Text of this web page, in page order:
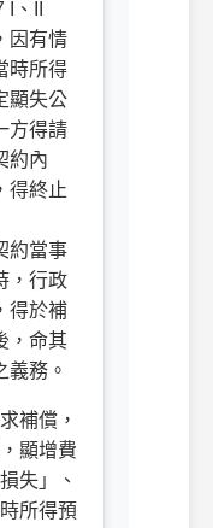
、II
因有情
時所得
顯失公
方得請
約內
得終止
約當事
，行政
得於補
，命其
義務。
補償，
顯增費
失」、
所得預